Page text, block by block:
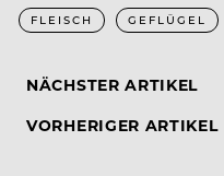
FLEISCH GEFLÜGEL
NÄCHSTER ARTIKEL
VORHERIGER ARTIKEL